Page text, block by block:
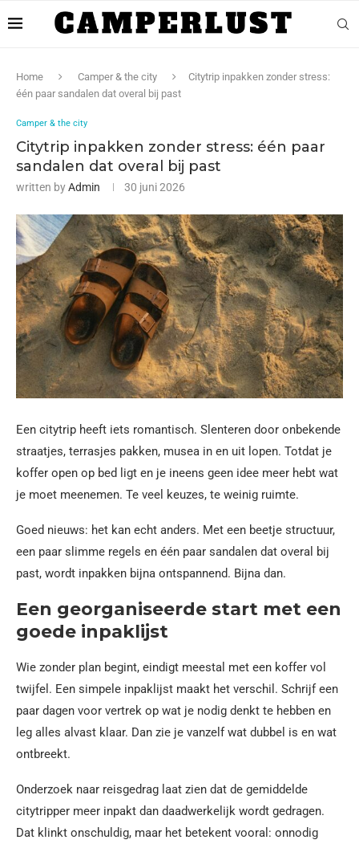
Home Camper & the city
Citytrip inpakken zonder stress:
één paar sandalen dat overal bij past
Camper & the city
Citytrip inpakken zonder stress: één paar
sandalen dat overal bij past
written byAdmin 30 juni 2026
Een citytrip heeft iets romantisch. Slenteren door onbekende
straatjes, terrasjes pakken, musea in en uit lopen. Totdat je
koffer open op bed ligt en je ineens geen idee meer hebt wat
je moet meenemen. Te veel keuzes, te weinig ruimte.
Goed nieuws: het kan echt anders. Met een beetje structuur,
een paar slimme regels en één paar sandalen dat overal bij
past, wordt inpakken bijna ontspannend. Bijna dan.
Een georganiseerde start met een
goede inpaklijst
Wie zonder plan begint, eindigt meestal met een koffer vol
twijfel. Een simpele inpaklijst maakt het verschil. Schrijf een
paar dagen voor vertrek op wat je nodig denkt te hebben en
leg alles alvast klaar. Dan zie je vanzelf wat dubbel is en wat
ontbreekt.
Onderzoek naar reisgedrag laat zien dat de gemiddelde
citytripper meer inpakt dan daadwerkelijk wordt gedragen.
Dat klinkt onschuldig, maar het betekent vooral: onnodig